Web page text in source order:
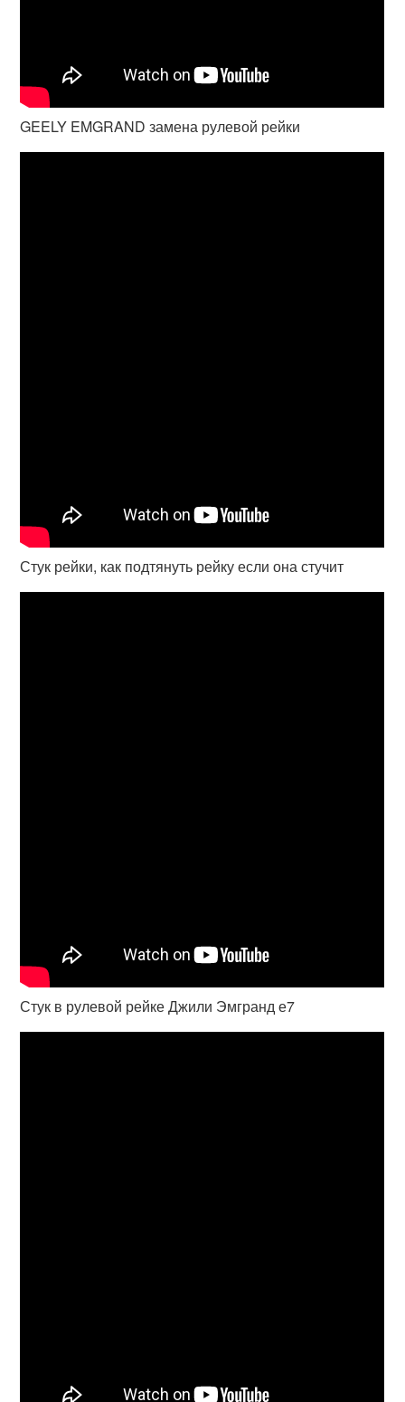
GEELY EMGRAND замена рулевой рейки
Стук рейки, как подтянуть рейку если она стучит
Стук в рулевой рейке Джили Эмгранд е7